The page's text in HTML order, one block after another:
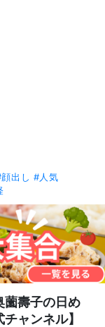
出し #人気
薗壽子の日め
ャンネル】